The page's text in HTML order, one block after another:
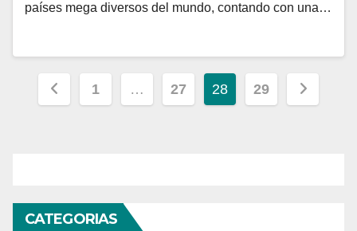
países mega diversos del mundo, contando con una…
Paginación
1 … 27 28 29
CATEGORIAS